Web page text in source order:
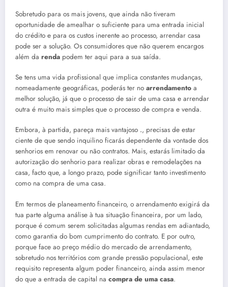
Sobretudo para os mais jovens, que ainda não tiveram
oportunidade de amealhar o suficiente para uma entrada inicial
do crédito e para os custos inerente ao processo, arrendar casa
pode ser a solução. Os consumidores que não querem encargos
além da renda podem ter aqui para a sua saída.
Se tens uma vida profissional que implica constantes mudanças,
nomeadamente geográficas, poderás ter no arrendamento a
melhor solução, já que o processo de sair de uma casa e arrendar
outra é muito mais simples que o processo de compra e venda.
Embora, à partida, pareça mais vantajoso ., precisas de estar
ciente de que sendo inquilino ficarás dependente da vontade dos
senhorios em renovar ou não contratos. Mais, estarás limitado da
autorização do senhorio para realizar obras e remodelações na
casa, facto que, a longo prazo, pode significar tanto investimento
como na compra de uma casa.
Em termos de planeamento financeiro, o arrendamento exigirá da
tua parte alguma análise à tua situação financeira, por um lado,
porque é comum serem solicitadas algumas rendas em adiantado,
como garantia do bom cumprimento do contrato. E por outro,
porque face ao preço médio do mercado de arrendamento,
sobretudo nos territórios com grande pressão populacional, este
requisito representa algum poder financeiro, ainda assim menor
do que a entrada de capital na compra de uma casa.